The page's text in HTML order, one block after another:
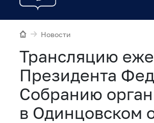
Новости
Трансляцию
Президента
Собранию
в Одинцовском